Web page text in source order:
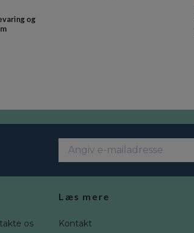
og
os
Læs mere
Kontakt